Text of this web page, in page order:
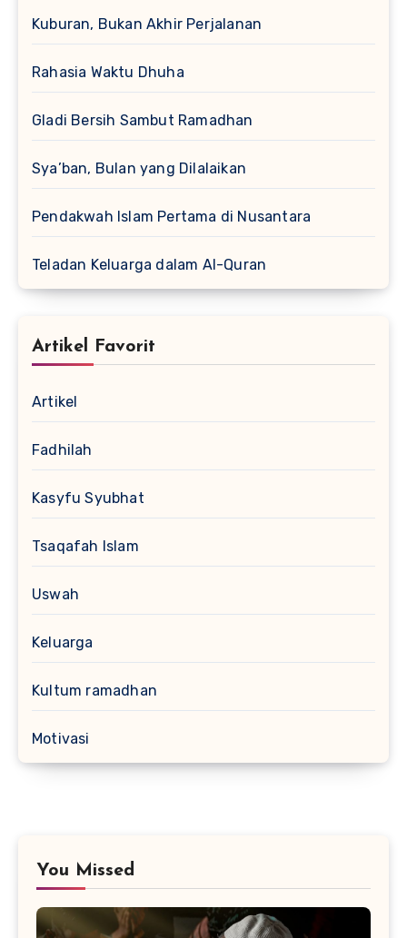
Kuburan, Bukan Akhir Perjalanan
Rahasia Waktu Dhuha
Gladi Bersih Sambut Ramadhan
Sya’ban, Bulan yang Dilalaikan
Pendakwah Islam Pertama di Nusantara
Teladan Keluarga dalam Al-Quran
Artikel Favorit
Artikel
Fadhilah
Kasyfu Syubhat
Tsaqafah Islam
Uswah
Keluarga
Kultum ramadhan
Motivasi
You Missed